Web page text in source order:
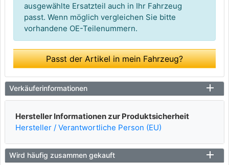
ausgewählte Ersatzteil auch in Ihr Fahrzeug
passt. Wenn möglich vergleichen Sie bitte
vorhandene OE-Teilenummern.
Passt der Artikel in mein Fahrzeug?
Verkäuferinformationen
Hersteller Informationen zur Produktsicherheit
Hersteller / Verantwortliche Person (EU)
Wird häufig zusammen gekauft